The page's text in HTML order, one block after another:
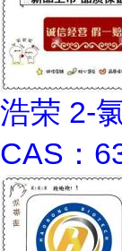
浩荣 2-
CAS：